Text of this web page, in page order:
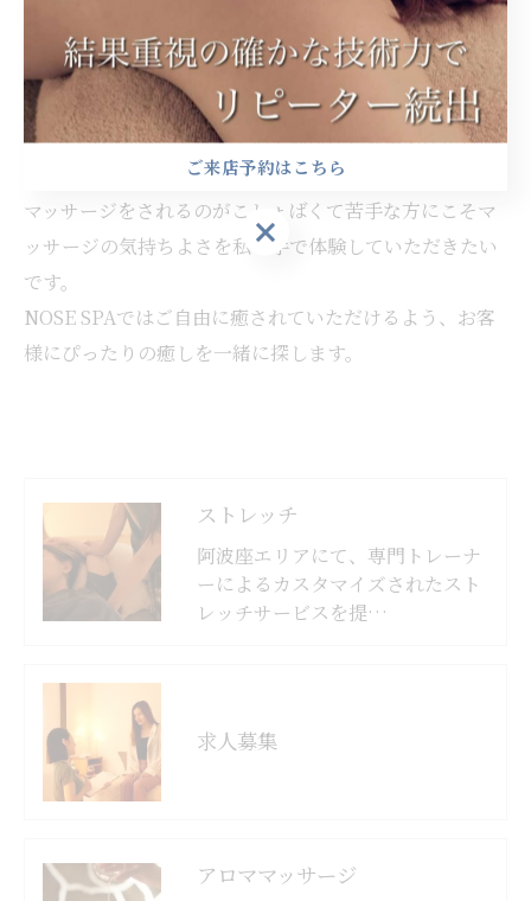
お身体を労わりながら、圧の力加減を変えていく施術が
得意です。
凝り具合によってソフトタッチで包み込む箇所もあれ
ば、しっかり凝りを捉えていく箇所など見極めながら施
マッサージをされるのがこしょばくて苦手な方にこそマ
ッサージの気持ちよさを私の手で体験していただきたい
です。
NOSE SPAではご自由に癒されていただけるよう、お客
様にぴったりの癒しを一緒に探します。
ストレッチ
阿波座エリアにて、専門トレーナ
ーによるカスタマイズされたスト
レッチサービスを提…
求人募集
アロママッサージ
ご来店予約はこちら
ご来店予約はこちら